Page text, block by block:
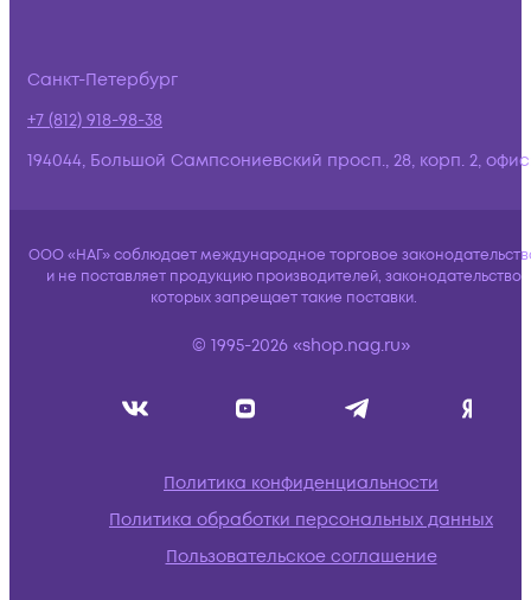
Санкт-Петербург
+7 (812) 918-98-38
194044, Большой Сампсониевский просп., 28, корп. 2,
ООО «НАГ» соблюдает международное торговое
и не поставляет продукцию производителей, законодательство
которых запрещает такие поставки.
© 1995-2026 «shop.nag.ru»
Политика конфиденциальности
Политика обработки персональных данных
Пользовательское соглашение